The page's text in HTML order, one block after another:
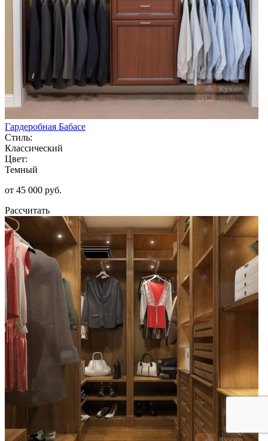
Гардеробная Бабасе
Стиль:
Классический
Цвет:
Темный
от 45 000 руб.
Рассчитать